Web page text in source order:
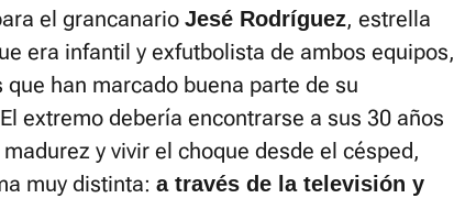
el grancanario Jesé Rodríguez, estrella
era infantil y exfutbolista de ambos equipos,
han marcado buena parte de su
extremo debería encontrarse a sus 30 años
y vivir el choque desde el césped,
muy distinta: a través de la televisión y